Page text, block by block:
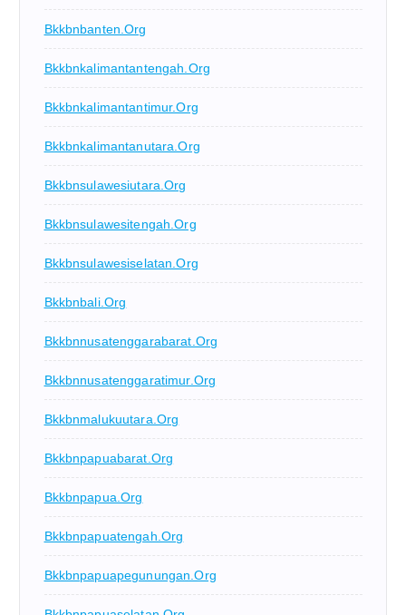
Bkkbnbanten.org
Bkkbnkalimantantengah.org
Bkkbnkalimantantimur.org
Bkkbnkalimantanutara.org
Bkkbnsulawesiutara.org
Bkkbnsulawesitengah.org
Bkkbnsulawesiselatan.org
Bkkbnbali.org
Bkkbnnusatenggarabarat.org
Bkkbnnusatenggaratimur.org
Bkkbnmalukuutara.org
Bkkbnpapuabarat.org
Bkkbnpapua.org
Bkkbnpapuatengah.org
Bkkbnpapuapegunungan.org